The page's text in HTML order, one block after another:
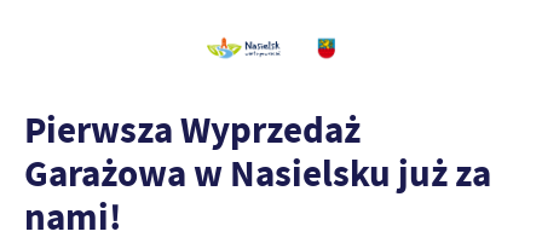
Pierwsza Wyprzedaż
Garażowa w Nasielsku już za
nami!